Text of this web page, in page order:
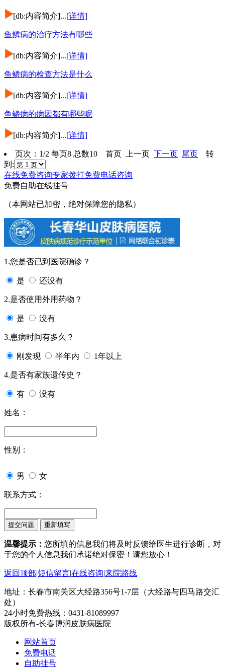
[db:内容简介]...[详情]
鱼鳞病的治疗方法有哪些
[db:内容简介]...[详情]
鱼鳞病的检查方法是什么
[db:内容简介]...[详情]
鱼鳞病的病因都有哪些呢
[db:内容简介]...[详情]
页次：1/2 每页8 总数10 首页 上一页 下一页 尾页 转
到:
在线免费咨询专家拨打免费电话咨询
免费自助在线挂号
（本网站已加密，绝对保障您的隐私）
1.您是否已到医院确诊？
是 还没有
2.是否使用外用药物？
是 没有
3.患病时间有多久？
刚发现 半年内 1年以上
4.是否有家族遗传史？
有 没有
姓名：
性别：
男 女
联系方式：
温馨提示： 您所填的信息我们将及时反馈给医生进行诊断，对
于您的个人信息我们承诺绝对保密！请您放心！
返回顶部|短信留言|在线咨询|来院路线
地址：长春市南关区大经路356号1-7层（大经路与四马路交汇
处）
24小时免费热线：0431-81089997
版权所有-长春博润皮肤病医院
网站首页
免费电话
自助挂号